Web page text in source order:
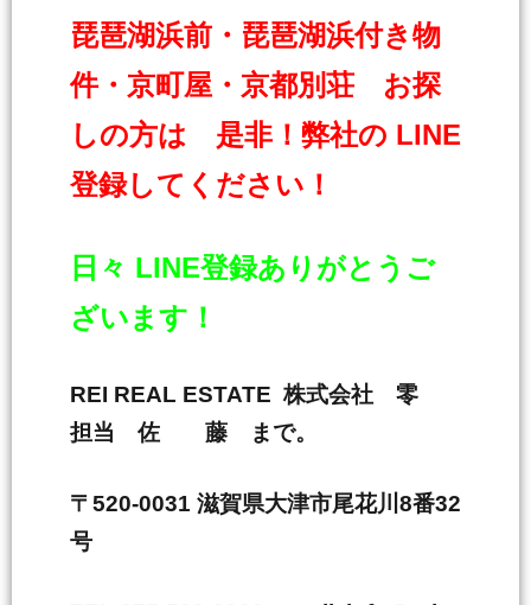
琵琶湖浜前・琵琶湖浜付き物
件・京町屋・京都別荘 お探
しの方は 是非！弊社の LINE
登録してください！
日々 LINE登録ありがとうご
ざいます！
REI REAL ESTATE 株式会社 零
担当 佐 藤 まで。
〒520-0031 滋賀県大津市尾花川8番32
号